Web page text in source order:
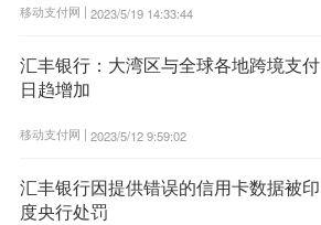
移动支付网 | 2023/5/19 14:33:44
汇丰银行：大湾区与全球各地跨境支付
日趋增加
移动支付网 | 2023/5/12 9:59:02
汇丰银行因提供错误的信用卡数据被印
度央行处罚